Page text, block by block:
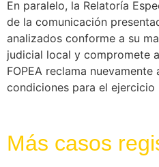
En paralelo, la Relatoría
de la comunicación
analizados conforme a su
judicial local y compromete
FOPEA reclama
condiciones para el
Más casos